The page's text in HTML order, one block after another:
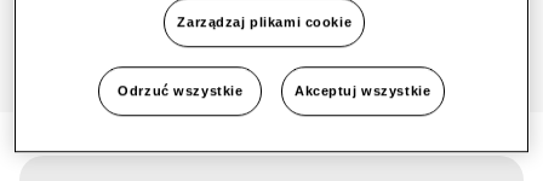
Zarządzaj plikami cookie
Odrzuć wszystkie Akceptuj wszystkie